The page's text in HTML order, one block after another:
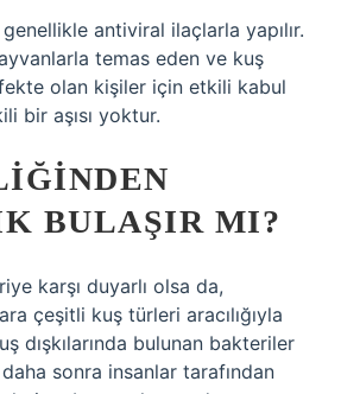
antiviral ilaçlarla yapılır.
temas eden ve kuş
olan kişiler için etkili kabul
bir aşısı yoktur.
BULAŞIR MI?
karşı duyarlı olsa da,
çeşitli kuş türleri aracılığıyla
dışkılarında bulunan bakteriler
daha sonra insanlar tarafından